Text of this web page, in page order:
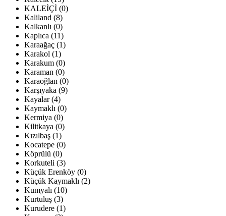
KALEİÇİ (0)
Kaliland (8)
Kalkanlı (0)
Kaplıca (11)
Karaağaç (1)
Karakol (1)
Karakum (0)
Karaman (0)
Karaoğlan (0)
Karşıyaka (9)
Kayalar (4)
Kaymaklı (0)
Kermiya (0)
Kilitkaya (0)
Kızılbaş (1)
Kocatepe (0)
Köprülü (0)
Korkuteli (3)
Küçük Erenköy (0)
Küçük Kaymaklı (2)
Kumyalı (10)
Kurtuluş (3)
Kurudere (1)